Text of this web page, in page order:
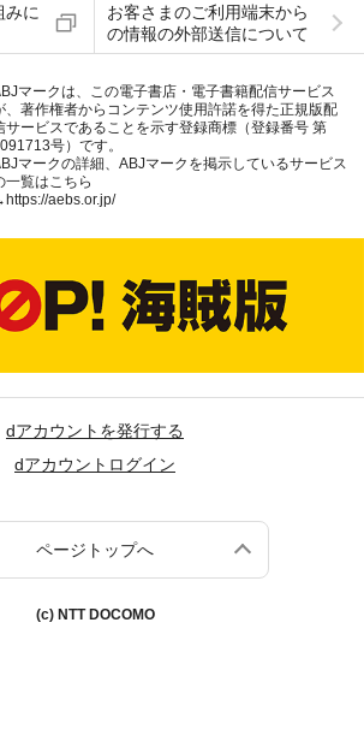
みに
お客さまのご利用端末から
の情報の外部送信について
マークは、この電子書店・電子書籍配信サービス
、著作権者からコンテンツ使用許諾を得た正規版配
サービスであることを示す登録商標（登録番号 第
号）です。
マークの詳細、ABJマークを掲示しているサービス
一覧はこちら
https://aebs.or.jp/
dアカウントを発行する
dアカウントログイン
ページトップへ
(c) NTT DOCOMO